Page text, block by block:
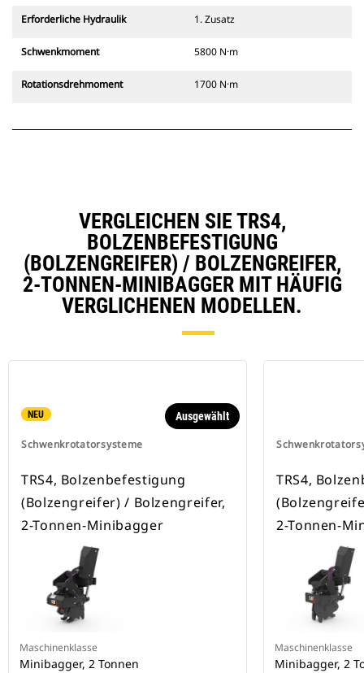
Erforderliche Hydraulik 1. Zusatz
Schwenkmoment 5800 N·m
Rotationsdrehmoment 1700 N·m
VERGLEICHEN SIE TRS4,
BOLZENBEFESTIGUNG
(BOLZENGREIFER) / BOLZENGREIFER,
2-TONNEN-MINIBAGGER MIT HÄUFIG
VERGLICHENEN MODELLEN.
NEU
Schwenkrotatorsysteme
Ausgewählt
TRS4, Bolzenbefestigung
(Bolzengreifer) / Bolzengreifer,
2-Tonnen-Minibagger
Maschinenklasse
Minibagger, 2 Tonnen
TRS4,
2-Tonnen-
Maschinenklasse
Minibagger, 2